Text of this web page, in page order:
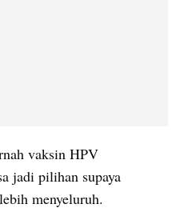
vaksin HPV
jadi pilihan supaya
menyeluruh.